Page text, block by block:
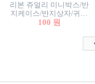
리본 쥬얼리 미니박스/반
지케이스/반지상자/귀걸
이상자/귀걸이박스/악세
100 원